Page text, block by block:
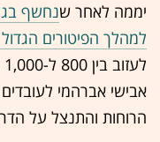
יממה לאחר ש
למהלך הפיטורים
אבישי אברהמי
הרוחות והתנצל על